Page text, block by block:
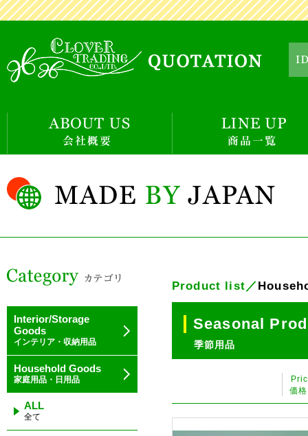
Interior/Storage
Goods
インテリア・収納用品
Household Goods
家庭用品・日用品
ALL
全て
Product list／
Seasonal
季節用品
価